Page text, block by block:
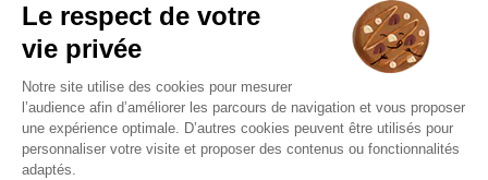
80 RUE LOUIS ANTOINE DURIAT
01600 REYRIEUX
S'y rendre